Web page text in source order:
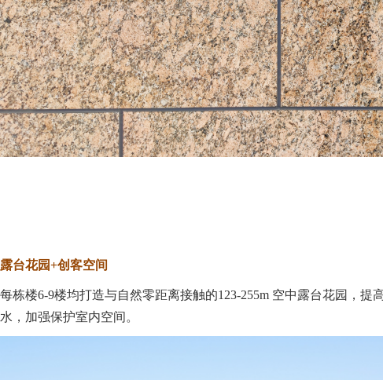
露台花园+创客空间
每栋楼6-9楼均打造与自然零距离接触的123-255m 空中露台花园，
水，加强保护室内空间。